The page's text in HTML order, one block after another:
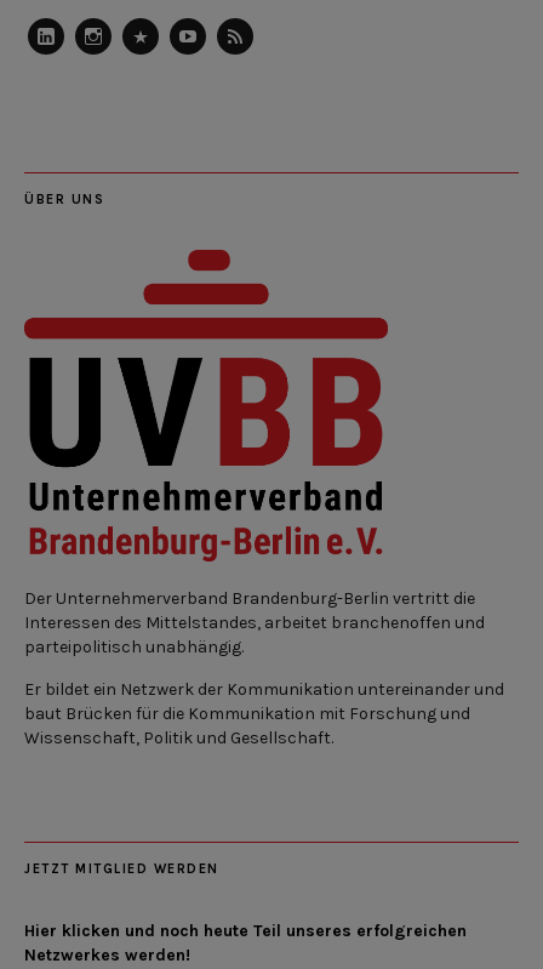
ÜBER UNS
Der Unternehmerverband Brandenburg-Berlin vertritt die
Interessen des Mittelstandes, arbeitet branchenoffen und
parteipolitisch unabhängig.
Er bildet ein Netzwerk der Kommunikation untereinander und
baut Brücken für die Kommunikation mit Forschung und
Wissenschaft, Politik und Gesellschaft.
JETZT MITGLIED WERDEN
Hier klicken und noch heute Teil unseres erfolgreichen
Netzwerkes werden!